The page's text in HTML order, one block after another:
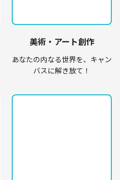
美術・アート創作
あなたの内なる世界を、キャン
バスに解き放て！